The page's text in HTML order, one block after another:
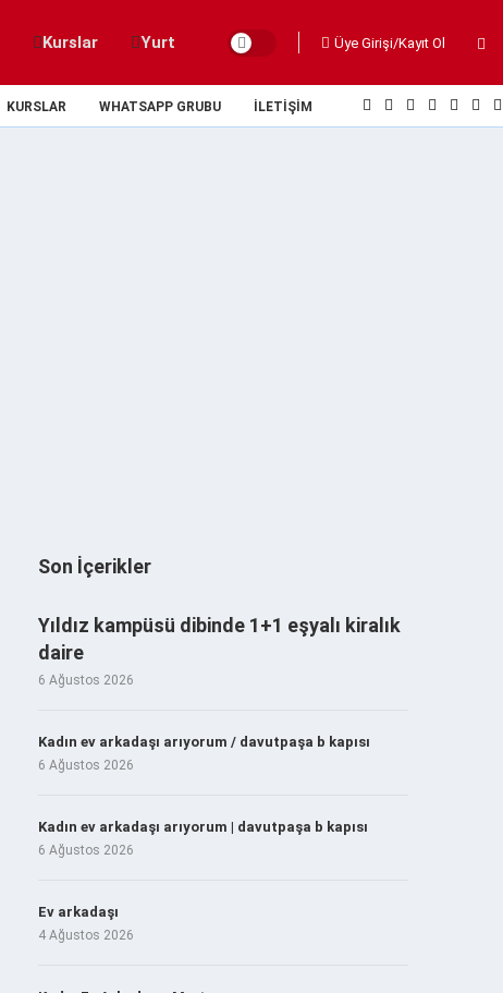
Kurslar Yurt Üye Girişi/Kayıt Ol
KURSLAR WHATSAPP GRUBU İLETIŞIM
Son İçerikler
Yıldız kampüsü dibinde 1+1 eşyalı kiralık
daire
6 Ağustos 2026
Kadın ev arkadaşı arıyorum / davutpaşa b kapısı
6 Ağustos 2026
Kadın ev arkadaşı arıyorum | davutpaşa b kapısı
6 Ağustos 2026
Ev arkadaşı
4 Ağustos 2026